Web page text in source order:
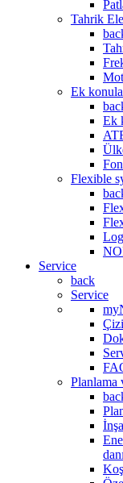
Tahrik
Ek
Ek
Flexible
Service
back
Service
Planlama